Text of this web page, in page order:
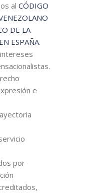
al CÓDIGO
DE LA
ESPAÑA.
e
por